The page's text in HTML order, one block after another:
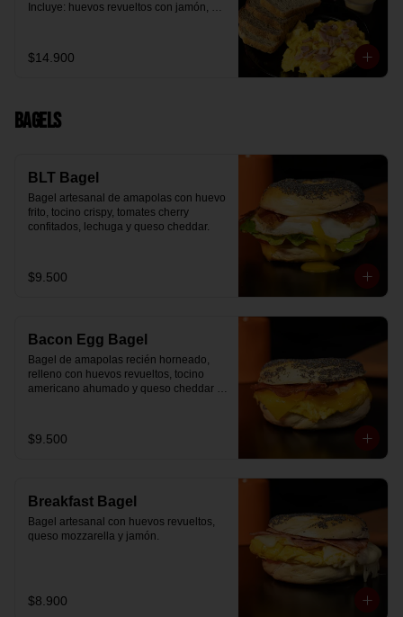
Incluye: huevos revueltos con jamón,
mermelada de arándanos y granola
receta exclusiva The Breakfast, porción
$14.900
Bagels
BLT Bagel
Bagel artesanal de amapolas con huevo
frito, tocino crispy, tomates cherry
confitados, lechuga y queso cheddar.
$9.500
Bacon Egg Bagel
Bagel de amapolas recién horneado,
relleno con huevos revueltos, tocino
americano ahumado y queso cheddar
$9.500
Breakfast Bagel
Bagel artesanal con huevos revueltos,
queso mozzarella y jamón.
$8.900